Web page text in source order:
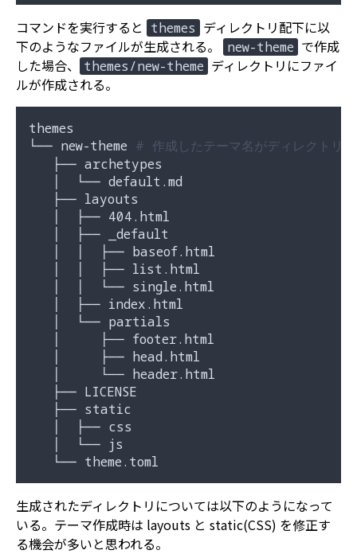
コマンドを実行すると themes ディレクトリ配下に以
下のようなファイルが生成される。
new-theme で作成
した場合、
themes/new-theme ディレクトリにファイ
ルが作成される。
themes
└── new-theme # 作成したテーマ名がディレクトリ
   ├── archetypes
   │  └── default.md
   ├── layouts
   │  ├── 404.html
   │  ├── _default
   │  │  ├── baseof.html
   │  │  ├── list.html
   │  │  └── single.html
   │  ├── index.html
   │  └── partials
   │     ├── footer.html
   │     ├── head.html
   │     └── header.html
   ├── LICENSE
   ├── static
   │  ├── css
   │  └── js
生成されたディレクトリについては以下のようになって
いる。テーマ作成時は layouts と static(CSS) を修正す
る機会が多いと思われる。